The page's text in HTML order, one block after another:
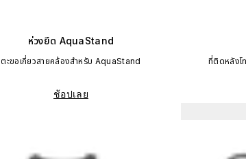
ห่วงยึด AquaStand
ตะขอเกี่ยวสายคล้องสำหรับ AquaStand
ช้อปเลย
ที่ติดหลังโ